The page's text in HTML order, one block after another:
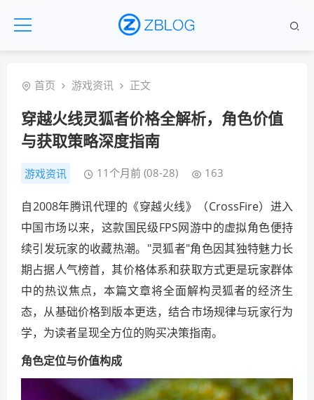
首页 游戏资讯 正文
穿越火线灵狐者价格全解析，角色价值
与获取策略深度指南
游戏资讯 11个月前 (08-28) 163
自2008年腾讯代理的《穿越火线》（CrossFire）进入
中国市场以来，这款国民级FPS网游中的虚拟角色便持
续引发玩家的收藏热潮。"灵狐者"角色因其独特魅力长
期占据人气榜首，其价格体系和获取方式更是玩家群体
中的热议焦点，本篇文章将全面解构灵狐者的经济生
态，从基础价格到版本更迭，结合市场规律与玩家行为
学，为读者呈现全方位的购买决策指南。
角色定位与价值构成